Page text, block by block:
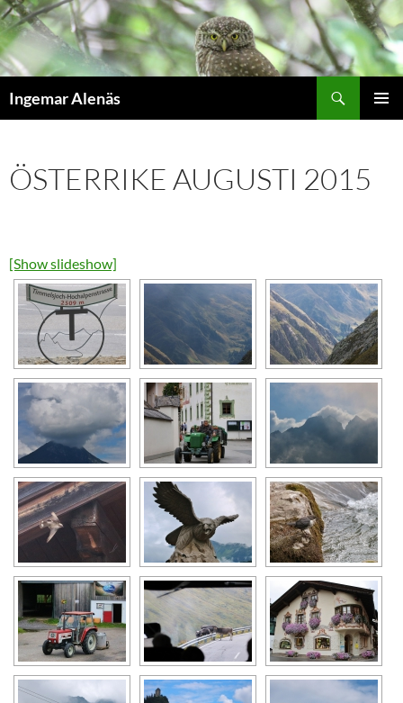
Hoppa
till
innehåll
Ingemar Alenäs
ÖSTERRIKE AUGUSTI 2015
[Show slideshow]